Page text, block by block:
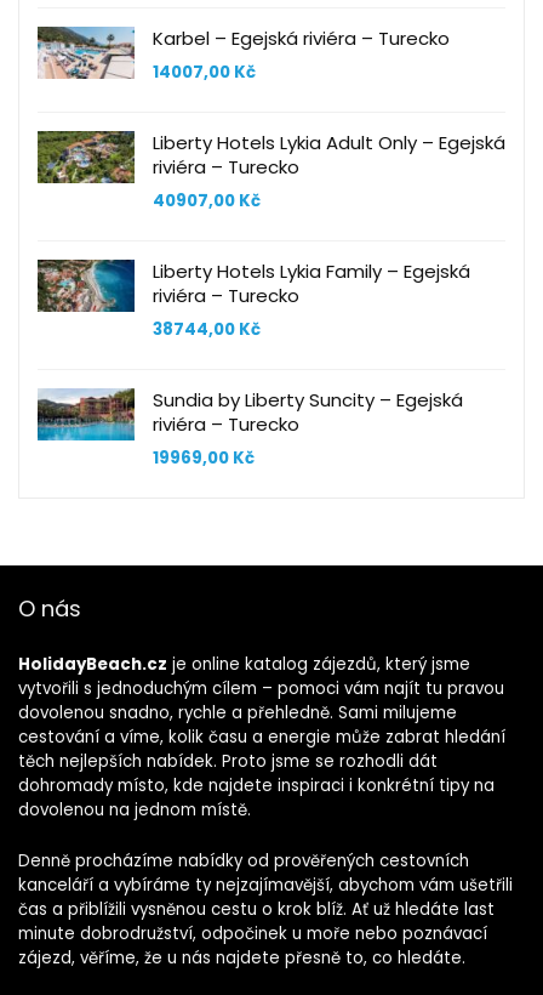
Karbel – Egejská riviéra – Turecko
14007,00 Kč
Liberty Hotels Lykia Adult Only – Egejská
riviéra – Turecko
40907,00 Kč
Liberty Hotels Lykia Family – Egejská
riviéra – Turecko
38744,00 Kč
Sundia by Liberty Suncity – Egejská
riviéra – Turecko
19969,00 Kč
O nás
HolidayBeach.cz je online katalog zájezdů, který jsme
vytvořili s jednoduchým cílem – pomoci vám najít tu pravou
dovolenou snadno, rychle a přehledně. Sami milujeme
cestování a víme, kolik času a energie může zabrat hledání
těch nejlepších nabídek. Proto jsme se rozhodli dát
dohromady místo, kde najdete inspiraci i konkrétní tipy na
dovolenou na jednom místě.
Denně procházíme nabídky od prověřených cestovních
kanceláří a vybíráme ty nejzajímavější, abychom vám ušetřili
čas a přiblížili vysněnou cestu o krok blíž. Ať už hledáte last
minute dobrodružství, odpočinek u moře nebo poznávací
zájezd, věříme, že u nás najdete přesně to, co hledáte.